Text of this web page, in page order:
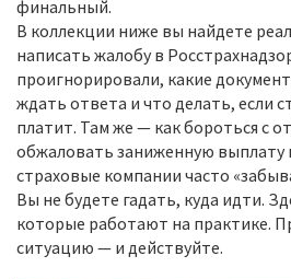
финальный.
В коллекции ниже вы найдете
написать жалобу в
проигнорировали, какие
ждать ответа и что делать, если
платит. Там же — как бороться с
обжаловать заниженную выплату
страховые компании часто
Вы не будете гадать, куда идти.
которые работают на практике.
ситуацию — и действуйте.